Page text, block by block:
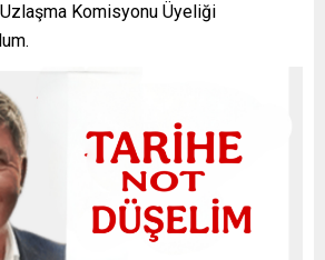
Komisyonu Üyeliği